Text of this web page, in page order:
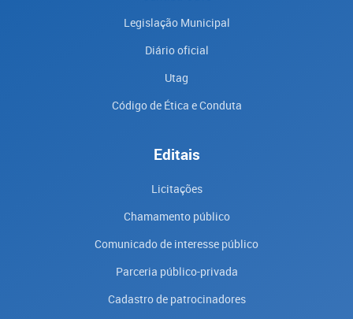
Legislação Municipal
Diário oficial
Utag
Código de Ética e Conduta
Editais
Licitações
Chamamento público
Comunicado de interesse público
Parceria público-privada
Cadastro de patrocinadores